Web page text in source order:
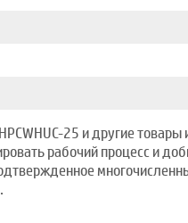
25 и другие товары
рабочий процесс и